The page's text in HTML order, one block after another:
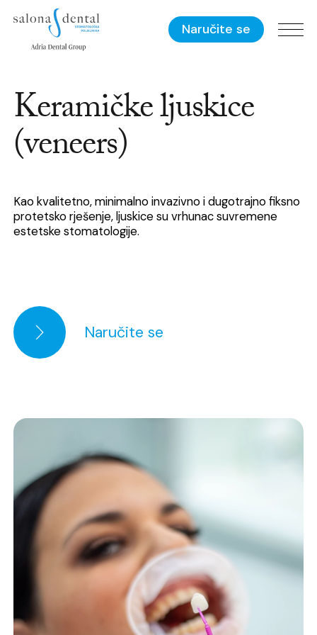
Naručite se
Keramičke ljuskice
(veneers)
Kao kvalitetno, minimalno invazivno i dugotrajno fiksno
protetsko rješenje, ljuskice su vrhunac suvremene
estetske stomatologije.
Naručite se